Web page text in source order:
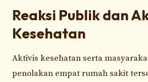
Reaksi Publik dan
Kesehatan
Aktivis kesehatan serta
penolakan empat rumah sakit